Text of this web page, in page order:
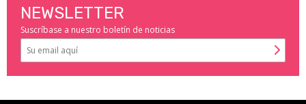
NEWSLETTER
Suscríbase a nuestro boletín de noticias